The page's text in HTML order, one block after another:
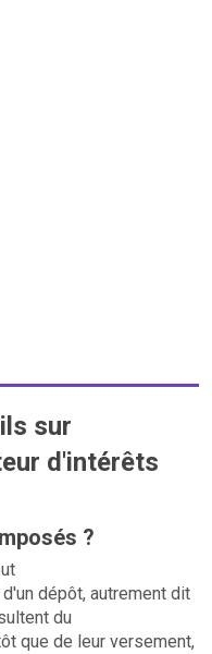
sur
d'intérêts
?
dépôt, autrement dit
du
que de leur versement,